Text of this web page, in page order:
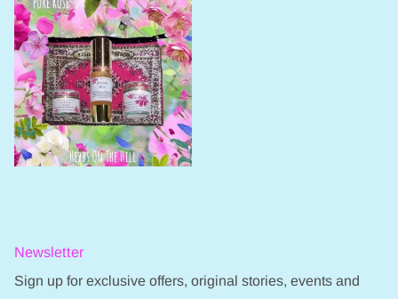
Newsletter
Sign up for exclusive offers, original stories, events and